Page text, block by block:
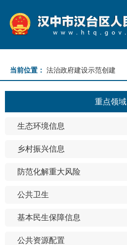
当前位置： 法治政府建设示范创建
重点领域
生态环境信息
乡村振兴信息
防范化解重大风险
公共卫生
基本民生保障信息
公共资源配置